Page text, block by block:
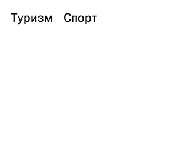
Туризм Спорт